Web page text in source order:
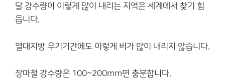
달 강수량이 이렇게 많이 내리는 지역은 세계에서 찾기 힘
듭니다.
열대지방 우기기간에도 이렇게 비가 많이 내리지 않습니다.
장마철 강수량은 100~200mm면 충분합니다.